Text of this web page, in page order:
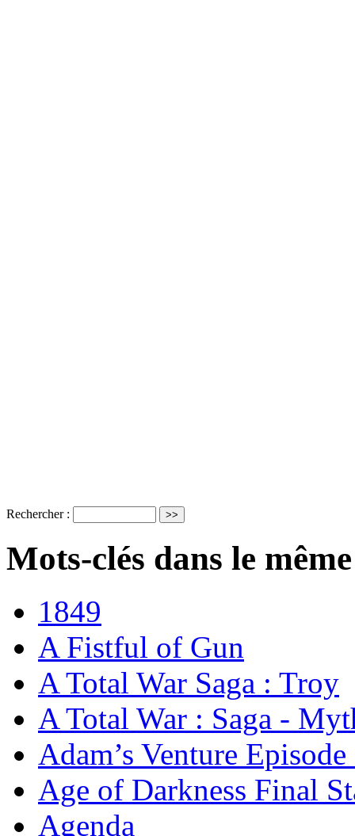
Rechercher :
Mots-clés dans le
1849
A Fistful of Gun
A Total War Saga : Troy
A Total War : Saga -
Adam’s Venture
Age of Darkness Final
Agenda